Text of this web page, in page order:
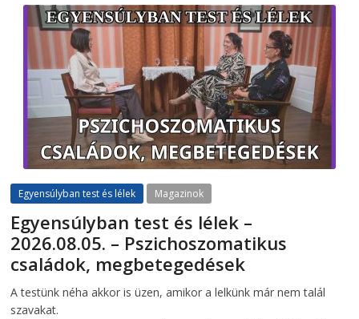
Egyensúlyban test és lélek Magazinok
Egyensúlyban test és lélek –
2026.08.05. – Pszichoszomatikus
családok, megbetegedések
A testünk néha akkor is üzen, amikor a lelkünk már nem talál
szavakat.